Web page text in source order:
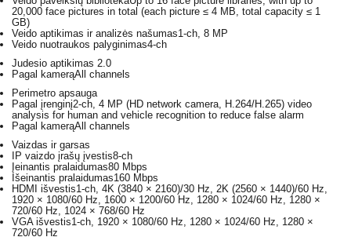
20,000 face pictures in total (each picture ≤ 4 MB, total capacity ≤ 1
GB)
Veido aptikimas ir analizės našumas1-ch, 8 MP
Veido nuotraukos palyginimas4-ch
Judesio aptikimas 2.0
Pagal kamerąAll channels
Perimetro apsauga
Pagal įrenginį2-ch, 4 MP (HD network camera, H.264/H.265) video
analysis for human and vehicle recognition to reduce false alarm
Pagal kamerąAll channels
Vaizdas ir garsas
IP vaizdo įrašų įvestis8-ch
Įeinantis pralaidumas80 Mbps
Išeinantis pralaidumas160 Mbps
HDMI išvestis1-ch, 4K (3840 × 2160)/30 Hz, 2K (2560 × 1440)/60 Hz,
1920 × 1080/60 Hz, 1600 × 1200/60 Hz, 1280 × 1024/60 Hz, 1280 ×
720/60 Hz, 1024 × 768/60 Hz
VGA išvestis1-ch, 1920 × 1080/60 Hz, 1280 × 1024/60 Hz, 1280 ×
720/60 Hz